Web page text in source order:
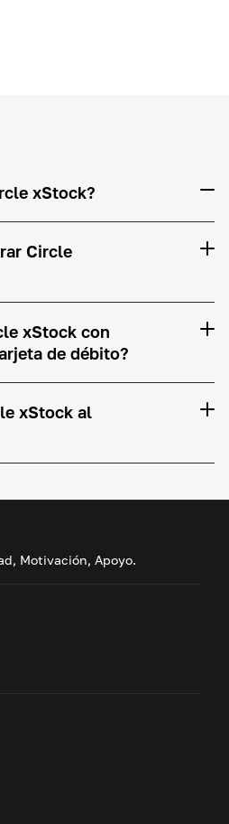
xStock?
Circle
xStock con
de débito?
xStock al
Motivación, Apoyo.